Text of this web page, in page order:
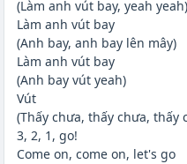
(Làm anh vút bay, yeah yeah)
Làm anh vút bay
(Anh bay, anh bay lên mây)
Làm anh vút bay
(Anh bay vút yeah)
Vút
(Thấy chưa, thấy chưa, thấy
3, 2, 1, go!
Come on, come on, let's go